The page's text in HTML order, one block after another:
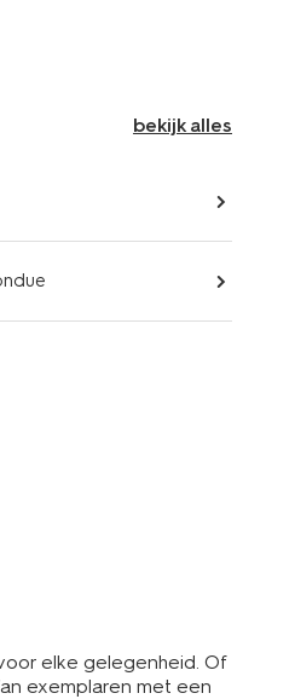
bekijk alles
elke gelegenheid. Of
exemplaren met een